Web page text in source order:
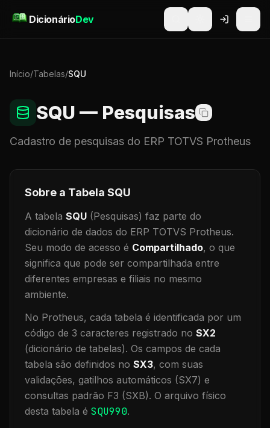
DicionárioDev
Início/Tabelas/SQU
SQU — Pesquisas
Cadastro de pesquisas do ERP TOTVS Protheus
Sobre a Tabela SQU
A tabela SQU (Pesquisas) faz parte do
dicionário de dados do ERP TOTVS Protheus.
Seu modo de acesso é Compartilhado, o que
significa que pode ser compartilhada entre
diferentes empresas e filiais no mesmo
ambiente.
No Protheus, cada tabela é identificada por um
código de 3 caracteres registrado no SX2
(dicionário de tabelas). Os campos de cada
tabela são definidos no SX3, com suas
validações, gatilhos automáticos (SX7) e
consultas padrão F3 (SXB). O arquivo físico
desta tabela é SQU990.